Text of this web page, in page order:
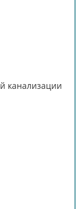
канализации